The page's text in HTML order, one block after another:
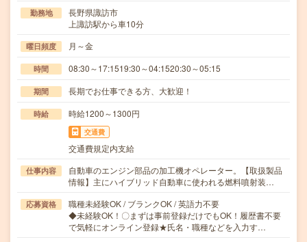
勤務地
長野県諏訪市
上諏訪駅から車10分
曜日頻度 月～金
時間 08:30～17:1519:30～04:1520:30～05:15
期間 長期でお仕事できる方、大歓迎！
時給 時給1200～1300円
交通費
交通費規定内支給
仕事内容
自動車のエンジン部品の加工機オペレーター。【取扱製品
情報】主にハイブリッド自動車に使われる燃料噴射装…
応募資格
職種未経験OK / ブランクOK / 英語力不要
◆未経験OK！〇まずは事前登録だけでもOK！履歴書不要
で気軽にオンライン登録★氏名・職種などを入力す…